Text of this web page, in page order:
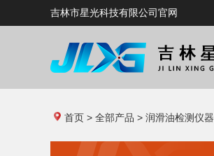
吉林市星光科技有限公司官网
首页 > 全部产品 > 润滑油检测仪器